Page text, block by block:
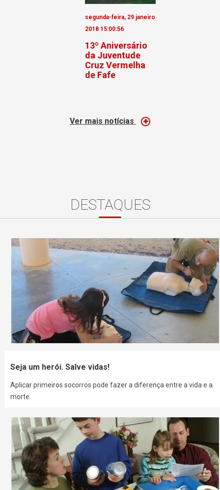
segunda-feira, 29 janeiro
2018 15:00:56
13º Aniversário
da Juventude
Cruz Vermelha
de Fafe
Ver mais notícias
DESTAQUES
Seja um herói. Salve vidas!
Aplicar primeiros socorros pode fazer a diferença entre a vida e a
morte.